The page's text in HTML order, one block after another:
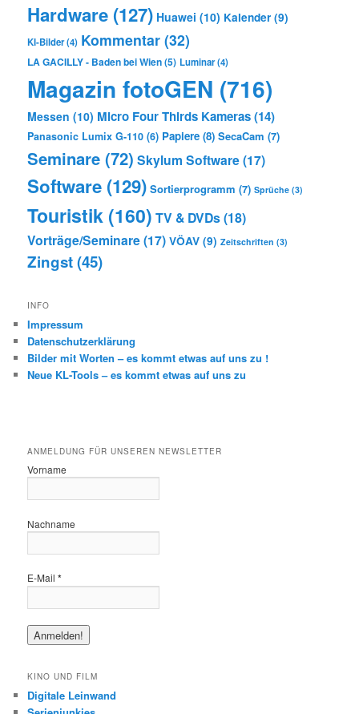
Hardware (127) Huawei (10) Kalender (9)
KI-Bilder(4) Kommentar (32)
LA GACILLY - Baden bei Wien(5) Luminar(4)
Magazin fotoGEN (716)
Messen (10) Micro Four Thirds Kameras(14)
Panasonic Lumix G-110 (6) Papiere (8) SecaCam (7)
Seminare (72) Skylum Software(17)
Software (129) Sortierprogramm (7) Sprüche (3)
Touristik (160) TV & DVDs(18)
Vorträge/Seminare(17) VÖAV (9) Zeitschriften (3)
Zingst(45)
INFO
Impressum
Datenschutzerklärung
Bilder mit Worten – es kommt etwas auf uns zu !
Neue KL-Tools – es kommt etwas auf uns zu
ANMELDUNG FÜR UNSEREN NEWSLETTER
Vorname
Nachname
E-Mail*
KINO UND FILM
Digitale Leinwand